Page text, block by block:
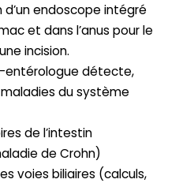
endoscope intégré
et dans l’anus pour le
incision.
entérologue détecte,
du système
de l’intestin
de Crohn)
voies biliaires (calculs,